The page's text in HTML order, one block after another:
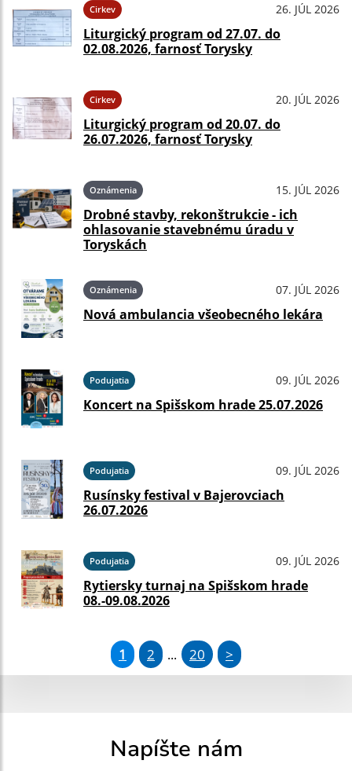
Cirkev 26. JÚL 2026
Liturgický program od 27.07. do
02.08.2026, farnosť Torysky
Cirkev 20. JÚL 2026
Liturgický program od 20.07. do
26.07.2026, farnosť Torysky
Oznámenia 15. JÚL 2026
Drobné stavby, rekonštrukcie - ich
ohlasovanie stavebnému úradu v
Toryskách
Oznámenia 07. JÚL 2026
Nová ambulancia všeobecného lekára
Podujatia 09. JÚL 2026
Koncert na Spišskom hrade 25.07.2026
Podujatia 09. JÚL 2026
Rusínsky festival v Bajerovciach
26.07.2026
Podujatia 09. JÚL 2026
Rytiersky turnaj na Spišskom hrade
08.-09.08.2026
1 2 ... 20 >
Napíšte nám